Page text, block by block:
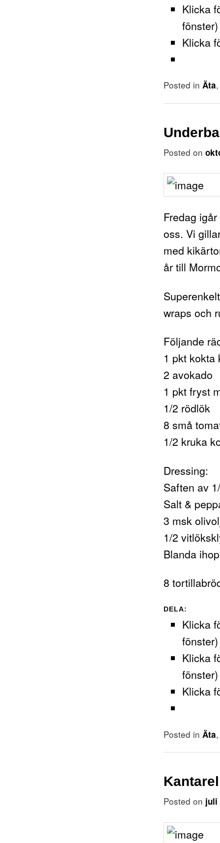
Klicka
fönster)
Klicka
Posted in Äta
Posted on
Fredag
oss. Vi
med
år till
wraps och
Följande
1 pkt kokta
2 avokado
1 pkt fryst
1/2 rödlök
8 små
1/2 kruka
Dressing:
Saften av
Salt &
3 msk
1/2
Blanda
8
DELA:
Klicka
fönster)
Klicka
fönster)
Klicka
Posted in Äta
Posted on juli